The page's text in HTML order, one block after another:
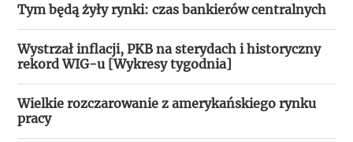
Tym będą żyły rynki: czas bankierów centralnych
Wystrzał inflacji, PKB na sterydach i historyczny
rekord WIG-u [Wykresy tygodnia]
Wielkie rozczarowanie z amerykańskiego rynku
pracy